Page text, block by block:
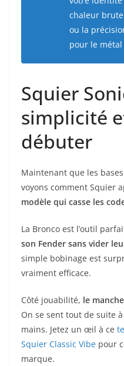
chaleur
ou la
pour le
Squier
simplicité
débuter
Maintenant que les
voyons comment Squier
modèle qui casse les
La Bronco est l’outil
son Fender sans vider
simple bobinage est
vraiment efficace.
Côté jouabilité, le
On se sent tout de suite
mains. Jetez un œil à ce
Squier Classic Vibe pour
marque.